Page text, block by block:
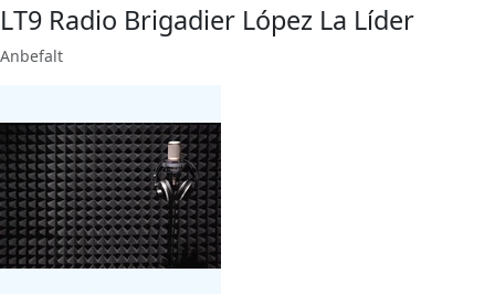
LT9 Radio Brigadier López La Líder
Anbefalt